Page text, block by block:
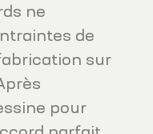
ne
de
sur
pour